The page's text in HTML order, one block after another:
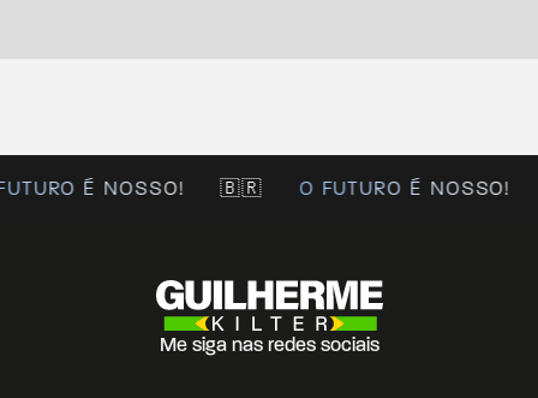
É NOSSO! 🇧🇷 O FUTURO É NOSSO!
Me siga nas redes sociais